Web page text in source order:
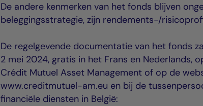
De andere kenmerken van het fonds blijven
beleggingsstrategie, zijn rendements-/
De regelgevende documentatie van het fonds
2 mei 2024, gratis in het Frans en Nederlands,
Crédit Mutuel Asset Management of op de
www.creditmutuel-am.eu en bij de
financiële diensten in België: